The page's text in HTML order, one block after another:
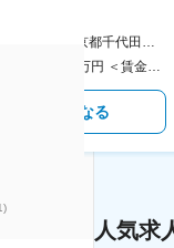
)
タ入力など◆年休126日・
助あり◎
気になる
人気求